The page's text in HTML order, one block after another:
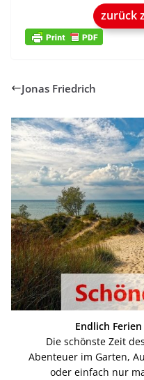
zurück
Jonas Friedrich
Endlich
Die schönste Zeit
Abenteuer im Garten,
oder einfach nur